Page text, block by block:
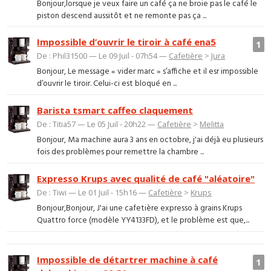
Bonjour,lorsque je veux faire un café ça ne broie pas le café le
piston descend aussitôt et ne remonte pas ça ...
1
Impossible d’ouvrir le tiroir à café ena5
De : Phil31500 — Le 09 Juil - 07h54 — Cafetière > Jura
Bonjour, Le message « vider marc » s’affiche et il esr impossible
d’ouvrir le tiroir. Celui-ci est bloqué en ...
Barista tsmart caffeo claquement
De : Titia57 — Le 05 Juil - 20h22 — Cafetière > Melitta
Bonjour, Ma machine aura 3 ans en octobre, j'ai déjà eu plusieurs
fois des problèmes pour remettre la chambre ...
Expresso Krups avec qualité de café "aléatoire"
De : Tiwi — Le 01 Juil - 15h16 — Cafetière > Krups
Bonjour,Bonjour, J'ai une cafetière expresso à grains Krups
Quattro force (modèle YY4133FD), et le problème est que,...
1
Impossible de détartrer machine à café